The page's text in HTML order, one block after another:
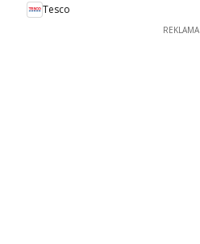
Tesco
REKLAMA